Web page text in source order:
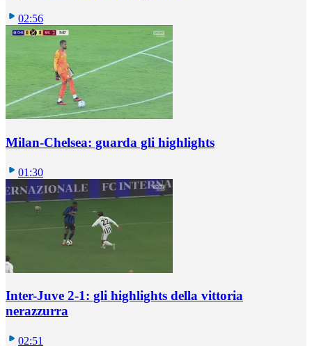
02:56
Milan-Chelsea: guarda gli highlights
01:30
Inter-Juve 2-1: gli highlights della vittoria
nerazzurra
02:51